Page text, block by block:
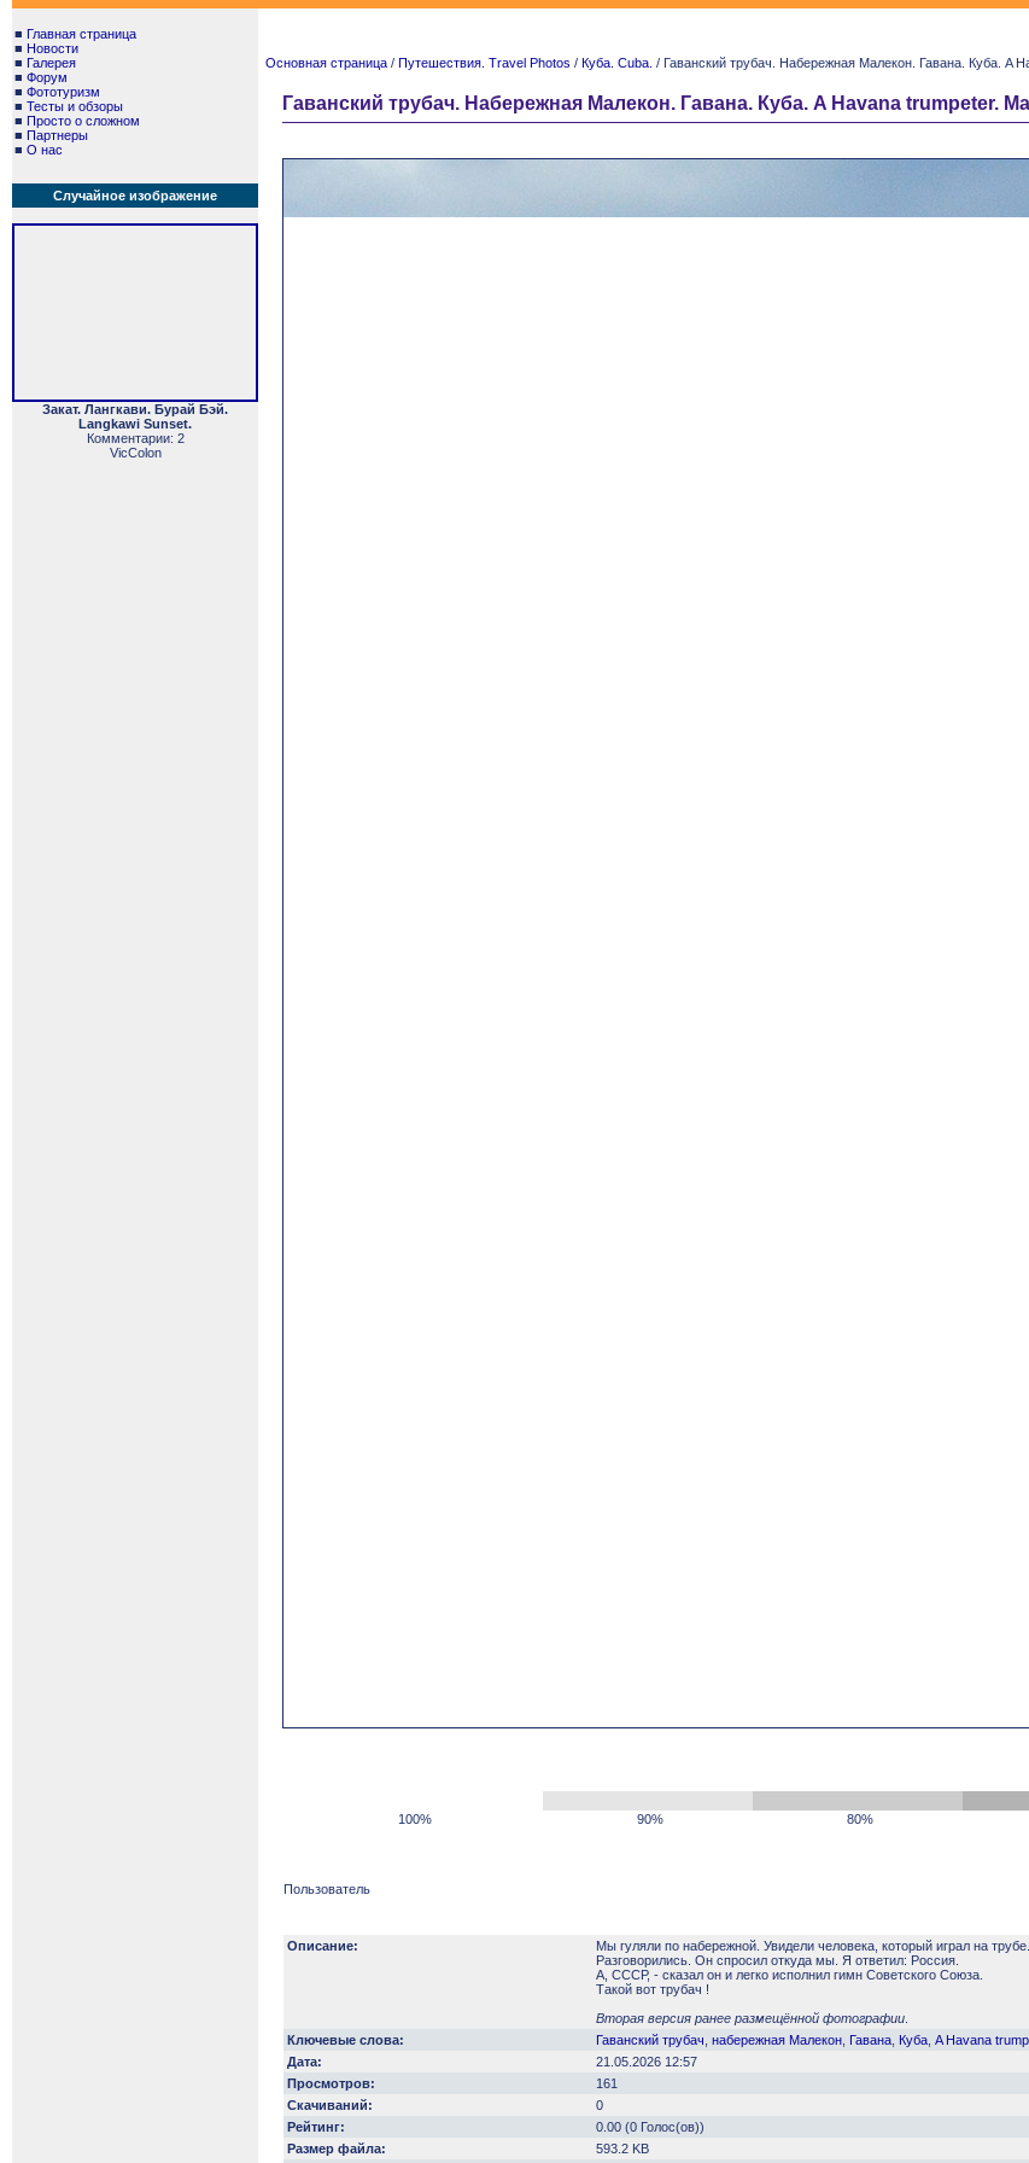
■ Главная страница
■ Новости
■ Галерея
■ Форум
■ Фототуризм
■ Тесты и обзоры
■ Просто о сложном
■ Партнеры
■ О нас
Случайное изображение
Закат. Лангкави. Бурай Бэй.
Langkawi Sunset.
Комментарии: 2
VicColon
Основная страница / Путешествия. Travel Photos / Куба. Cuba. / Гаванский трубач. Набережная Малекон. Гавана. Куба. A
Гаванский трубач. Набережная Малекон. Гавана. Куба. A Havana trumpeter.
100% 90% 80%
Пользователь
Описание:
Мы гуляли по набережной. Увидели человека, который играл на
Разговорились. Он спросил откуда мы. Я ответил: Россия.
А, СССР, - сказал он и легко исполнил гимн Советского Союза.
Такой вот трубач !
Вторая версия ранее размещённой фотографии
Ключевые слова:
Гаванский трубач набережная Малекон Гавана Куба A Havana
Дата:
21.05.2026 12:57
Просмотров:
161
Скачиваний:
0
Рейтинг:
0.00 (0 Голос(ов))
Размер файла:
593.2 KB